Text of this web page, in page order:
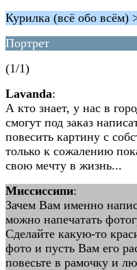
Курилка (всё обо всём)
Портрет
(1/1)
Lavanda:
А кто знает, у нас в
смогут под заказ
повесить картину с
только к сожалению
свою мечту в жизнь...
Миссиссипи:
Зачем Вам именно
можно напечатать
Сделайте какую-то
фото и пусть Вам его
повесьте в рамочку и